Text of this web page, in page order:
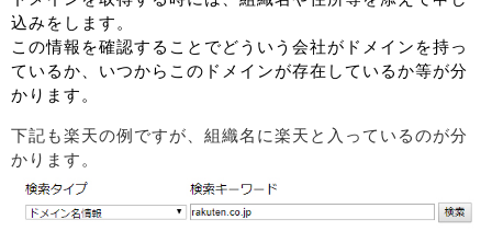
込みをします。
この情報を確認することでどういう会社がドメインを持っ
ているか、いつからこのドメインが存在しているか等が分
かります。
下記も楽天の例ですが、組織名に楽天と入っているのが分
かります。